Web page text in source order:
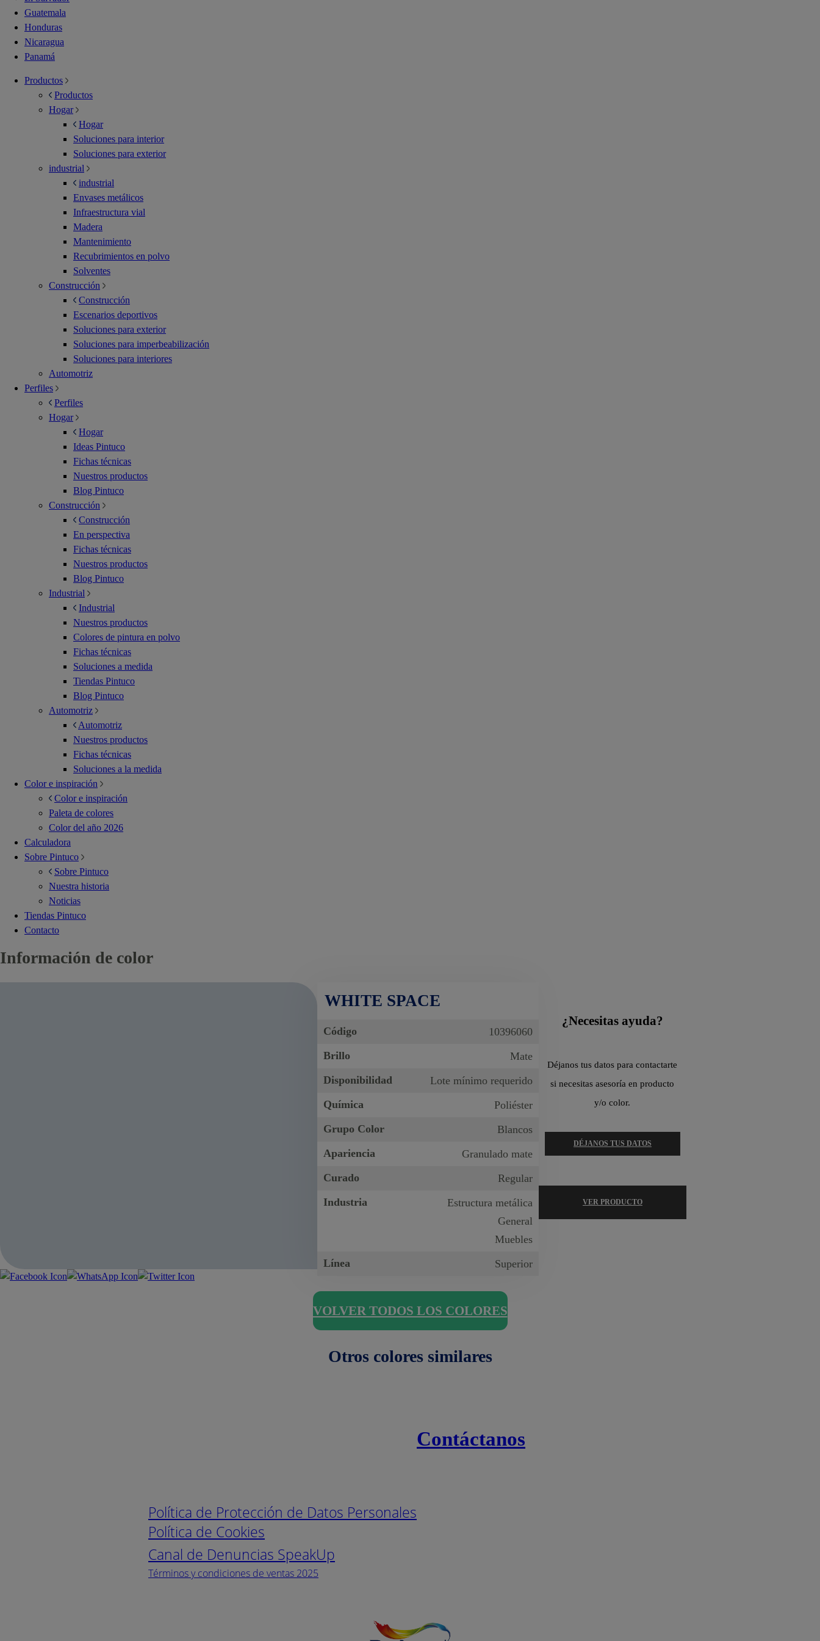
Guatemala
Honduras
Nicaragua
Panamá
Productos
Productos
Hogar
Hogar
Soluciones para interior
Soluciones para exterior
industrial
industrial
Envases metálicos
Infraestructura vial
Madera
Mantenimiento
Recubrimientos en polvo
Solventes
Construcción
Construcción
Escenarios deportivos
Soluciones para exterior
Soluciones para imperbeabilización
Soluciones para interiores
Automotriz
Perfiles
Perfiles
Hogar
Hogar
Ideas Pintuco
Fichas técnicas
Nuestros productos
Blog Pintuco
Construcción
Construcción
En perspectiva
Fichas técnicas
Nuestros productos
Blog Pintuco
Industrial
Industrial
Nuestros productos
Colores de pintura en polvo
Fichas técnicas
Soluciones a medida
Tiendas Pintuco
Blog Pintuco
Automotriz
Automotriz
Nuestros productos
Fichas técnicas
Soluciones a la medida
Color e inspiración
Color e inspiración
Paleta de colores
Color del año 2026
Calculadora
Sobre Pintuco
Sobre Pintuco
Nuestra historia
Noticias
Tiendas Pintuco
Contacto
Información de color
WHITE SPACE
Código
10396060
Brillo
Mate
Disponibilidad
Lote mínimo requerido
Química
Poliéster
Grupo Color
Blancos
Apariencia
Granulado mate
Curado
Regular
Industria
Estructura metálica
General
Muebles
Línea
Superior
¿Necesitas ayuda?
Déjanos tus datos para contactarte
si necesitas asesoría en producto
y/o color.
DÉJANOS TUS DATOS
VER PRODUCTO
VOLVER TODOS LOS COLORES
Otros colores similares
Política de Protección de Datos Personales
Política de Cookies
Canal de Denuncias SpeakUp
Términos y condiciones de ventas 2025
Contáctanos